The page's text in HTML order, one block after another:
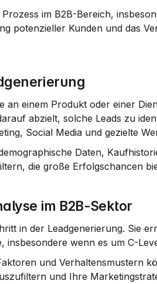
im B2B-Bereich,
potenzieller Kunden und das
an einem Produkt oder einer
abzielt, solche Leads zu
Social Media und gezielte
Daten,
die große Erfolgschancen
im B2B-Sektor
in der Leadgenerierung. Sie
wenn es um C-
und Verhaltensmustern
und Ihre